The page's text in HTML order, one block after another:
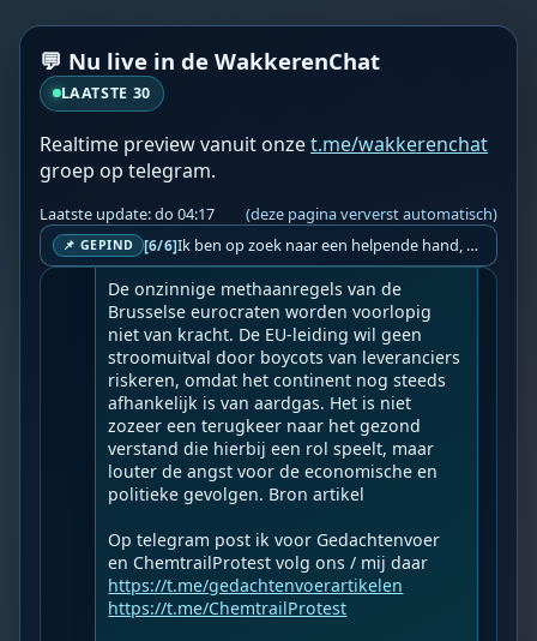
💬 Nu live in de WakkerenChat
LAATSTE 30
Realtime preview vanuit onzet.me/wakkerenchat
groep op telegram.
Laatste update: do 04:17 (deze pagina ververst automatisch)
📌 GEPIND [6/6] Ik ben op zoek naar een helpende hand, een menselijk oog, een admin die helpt met controleren of de chat wel correct word gemodereerd word door NoMoSpam. 98% gaat automatisch goed, toch ik dit nooit helemaal loslaten en moet er altijd een mens mee blijven opletten bij elke beslissing die gemaakt word. Waar bestaan de werkzaamheden uit? Mee kijken in admin log kanaal naar alle drugs/porno/scams die voorbij komen en in het geval van een randgevalletje, ingrijpen en b.v. een verwijderd maar wel toegestaan bericht terug plaatsen met een druk op de knop. tsja zo banaal en simpel is het gesteld.. Word je hier blij van? Nee. Strookt het je ego? Nee. Word je er beter van? Nee. Kost het veel tijd? Totaal niet, consistentie en regelmaat is belangrijker dan 'er even voor kunnen gaan zitten'.. het werk is in een paar seconden gepiept.. je checkt puur of AI de juiste beslissing heeft gemaakt.. …
WF Wakkere Fabels do 02:10
☀️Create a Better World☀️
EU zwicht voor waanzinnige methaanboete
Geupload door:
Wereldwijde ‘Staatsgreep’ 6 jaar sinds 17-
03-2020 zichtbare dictatuur.
De onzinnige methaanregels van de
Brusselse eurocraten worden voorlopig
niet van kracht. De EU-leiding wil geen
stroomuitval door boycots van leveranciers
riskeren, omdat het continent nog steeds
afhankelijk is van aardgas. Het is niet
zozeer een terugkeer naar het gezond
verstand die hierbij een rol speelt, maar
louter de angst voor de economische en
politieke gevolgen. Bron artikel
Op telegram post ik voor Gedachtenvoer
https://t.me/gedachtenvoerartikelen
https://t.me/ChemtrailProtest